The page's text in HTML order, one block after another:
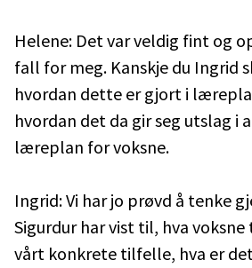
Helene: Det var veldig fint og
fall for meg. Kanskje du Ingrid
hvordan dette er gjort i
hvordan det da gir seg utslag i
læreplan for voksne.
Ingrid: Vi har jo prøvd å tenke
Sigurdur har vist til, hva
vårt konkrete tilfelle, hva er